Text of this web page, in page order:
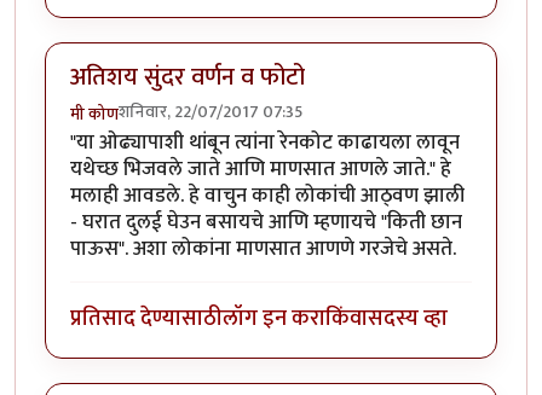
अतिशय सुंदर वर्णन व फोटो
मी कोणशनिवार, 22/07/2017 07:35
"या ओढ्यापाशी थांबून त्यांना रेनकोट काढायला लावून
यथेच्छ भिजवले जाते आणि माणसात आणले जाते." हे
मलाही आवडले. हे वाचुन काही लोकांची आठ्वण झाली
- घरात दुलई घेउन बसायचे आणि म्हणायचे "किती छान
पाऊस". अशा लोकांना माणसात आणणे गरजेचे असते.
प्रतिसाद देण्यासाठीलॉग इन कराकिंवासदस्य व्हा